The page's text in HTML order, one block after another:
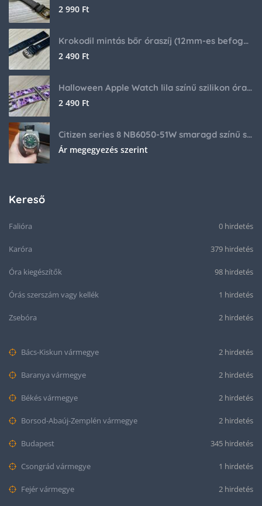
2 990 Ft
Krokodil mintás bőr óraszíj (12mm-es befogóval rendelkező órához)
2 490 Ft
Halloween Apple Watch lila színű szilikon óraszíj
2 490 Ft
Citizen series 8 NB6050-51W smaragd színű számlappal
Ár megegyezés szerint
Kereső
Falióra 0 hirdetés
Karóra 379 hirdetés
Óra kiegészítők 98 hirdetés
Órás szerszám vagy kellék 1 hirdetés
Zsebóra 2 hirdetés
Bács-Kiskun vármegye 2 hirdetés
Baranya vármegye 2 hirdetés
Békés vármegye 2 hirdetés
Borsod-Abaúj-Zemplén vármegye 2 hirdetés
Budapest 345 hirdetés
Csongrád vármegye 1 hirdetés
Fejér vármegye 2 hirdetés